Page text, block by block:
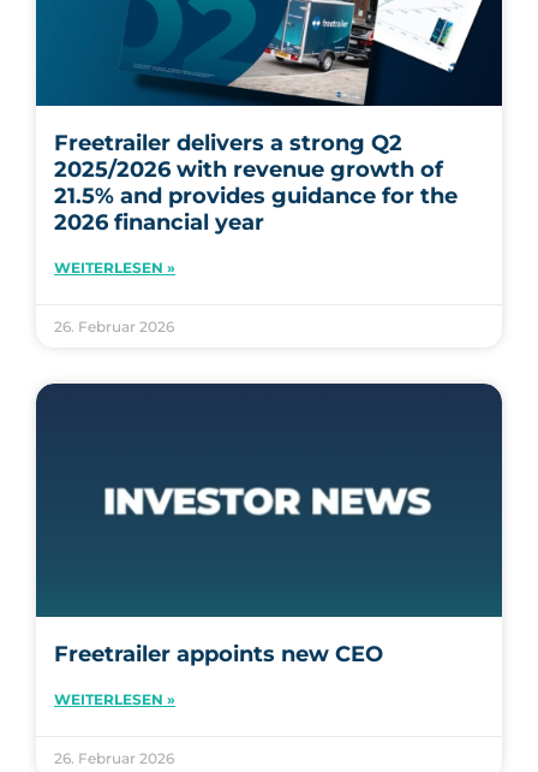
Freetrailer delivers a strong Q2
2025/2026 with revenue growth of
21.5% and provides guidance for the
2026 financial year
WEITERLESEN »
26. Februar 2026
Freetrailer appoints new CEO
WEITERLESEN »
26. Februar 2026